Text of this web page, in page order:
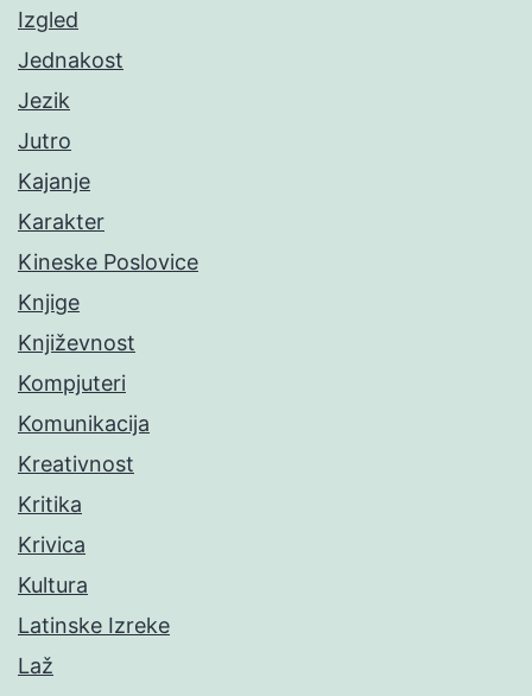
Izgled
Jednakost
Jezik
Jutro
Kajanje
Karakter
Kineske Poslovice
Knjige
Književnost
Kompjuteri
Komunikacija
Kreativnost
Kritika
Krivica
Kultura
Latinske Izreke
Laž